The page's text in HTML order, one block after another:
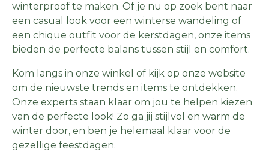
winterproof te maken. Of je nu op zoek bent naar
een casual look voor een winterse wandeling of
een chique outfit voor de kerstdagen, onze items
bieden de perfecte balans tussen stijl en comfort.
Kom langs in onze winkel of kijk op onze website
om de nieuwste trends en items te ontdekken.
Onze experts staan klaar om jou te helpen kiezen
van de perfecte look! Zo ga jij stijlvol en warm de
winter door, en ben je helemaal klaar voor de
gezellige feestdagen.